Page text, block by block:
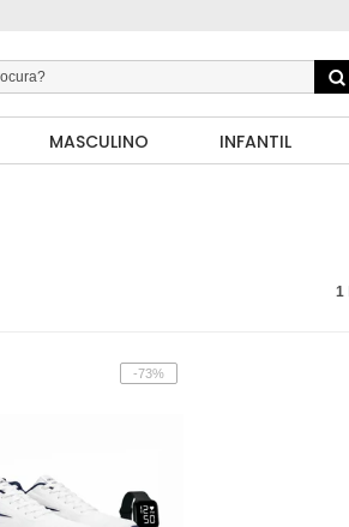
MASCULINO INFANTIL
1
-73%